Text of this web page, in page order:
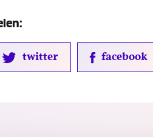
twitter facebook